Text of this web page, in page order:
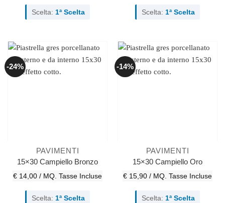
Scelta: 1ª Scelta Scelta: 1ª Scelta
-24%
PAVIMENTI
15×30 Campiello Bronzo
€ 14,00 / MQ. Tasse Incluse
Scelta: 1ª Scelta
-14%
PAVIMENTI
15×30 Campiello Oro
€ 15,90 / MQ. Tasse Incluse
Scelta: 1ª Scelta